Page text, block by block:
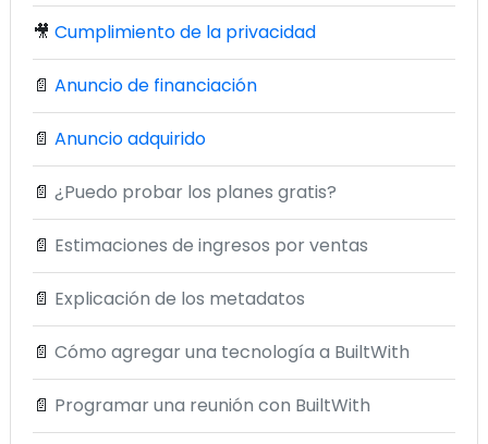
🎥 Cumplimiento de la privacidad
📄 Anuncio de financiación
📄 Anuncio adquirido
📄 ¿Puedo probar los planes gratis?
📄 Estimaciones de ingresos por ventas
📄 Explicación de los metadatos
📄 Cómo agregar una tecnología a BuiltWith
📄 Programar una reunión con BuiltWith